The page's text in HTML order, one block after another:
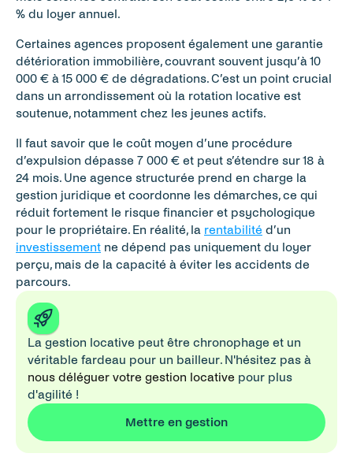
% du loyer annuel.
Certaines agences proposent également une garantie
détérioration immobilière, couvrant souvent jusqu’à 10
000 € à 15 000 € de dégradations. C’est un point crucial
dans un arrondissement où la rotation locative est
soutenue, notamment chez les jeunes actifs.
Il faut savoir que le coût moyen d’une procédure
d’expulsion dépasse 7 000 € et peut s’étendre sur 18 à
24 mois. Une agence structurée prend en charge la
gestion juridique et coordonne les démarches, ce qui
réduit fortement le risque financier et psychologique
pour le propriétaire. En réalité, la rentabilité
investissement ne dépend pas uniquement du loyer
perçu, mais de la capacité à éviter les accidents de
parcours.
La gestion locative peut être chronophage et un
nous déléguer votre gestion locative pour plus
d'agilité !
Mettre en gestion